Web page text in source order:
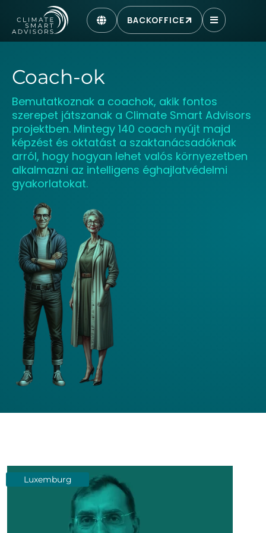
BACKOFFICE
Coach-ok
Bemutatkoznak a coachok, akik fontos
szerepet játszanak a Climate Smart Advisors
projektben. Mintegy 140 coach nyújt majd
képzést és oktatást a szaktanácsadóknak
arról, hogy hogyan lehet valós környezetben
alkalmazni az intelligens éghajlatvédelmi
gyakorlatokat.
Luxemburg